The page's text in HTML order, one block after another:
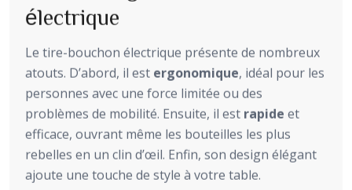
électrique
Le tire-bouchon électrique présente de nombreux
atouts. D’abord, il est ergonomique, idéal pour les
personnes avec une force limitée ou des
problèmes de mobilité. Ensuite, il est rapide et
efficace, ouvrant même les bouteilles les plus
rebelles en un clin d’œil. Enfin, son design élégant
ajoute une touche de style à votre table.